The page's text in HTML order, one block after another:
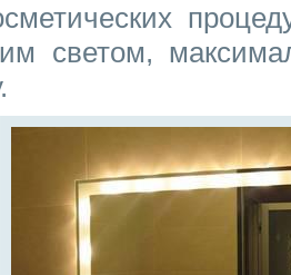
светом,